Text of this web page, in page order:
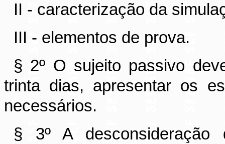
II - caracterização da
III - elementos de prova.
§ 2º O sujeito passivo
trinta dias, apresentar os
necessários.
§ 3º A